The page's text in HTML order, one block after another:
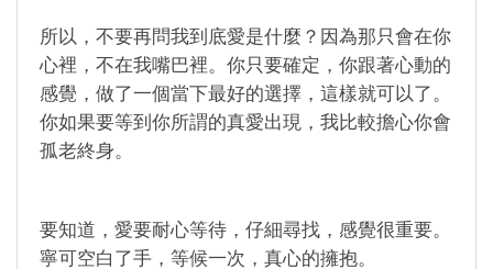
所以，不要再問我到底愛是什麼？因為那只會在你
心裡，不在我嘴巴裡。你只要確定，你跟著心動的
感覺，做了一個當下最好的選擇，這樣就可以了。
你如果要等到你所謂的真愛出現，我比較擔心你會
孤老終身。
要知道，愛要耐心等待，仔細尋找，感覺很重要。
寧可空白了手，等候一次，真心的擁抱。